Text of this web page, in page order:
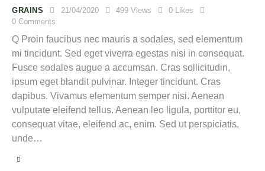
GRAINS 21/04/2020 499 Views 0
Likes
0 Comments
Q Proin faucibus nec mauris a sodales, sed elementum
mi tincidunt. Sed eget viverra egestas nisi in consequat.
Fusce sodales augue a accumsan. Cras sollicitudin,
ipsum eget blandit pulvinar. Integer tincidunt. Cras
dapibus. Vivamus elementum semper nisi. Aenean
vulputate eleifend tellus. Aenean leo ligula, porttitor eu,
consequat vitae, eleifend ac, enim. Sed ut perspiciatis,
unde…